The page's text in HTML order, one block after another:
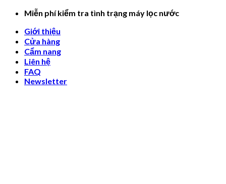
Skip
content
Miễn phí kiểm tra tình trạng máy lọc nước
Giới thiệu
Cửa hàng
Cẩm nang
Liên hệ
FAQ
Newsletter